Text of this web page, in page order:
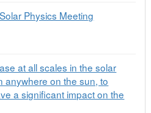
Physics Meeting
at all scales in the solar
anywhere on the sun, to
a significant impact on the